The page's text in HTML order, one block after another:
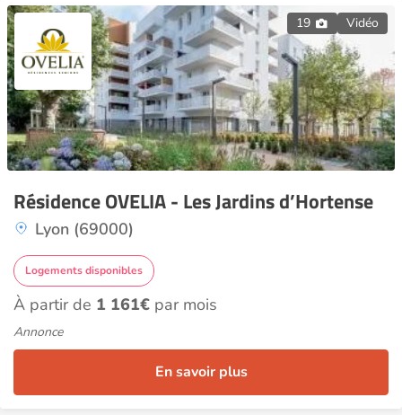
19 Vidéo
Résidence OVELIA - Les Jardins d’Hortense
Lyon (69000)
Logements disponibles
À partir de 1 161€ par mois
Annonce
En savoir plus